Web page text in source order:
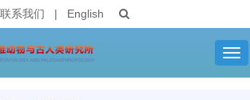
联系我们 | English